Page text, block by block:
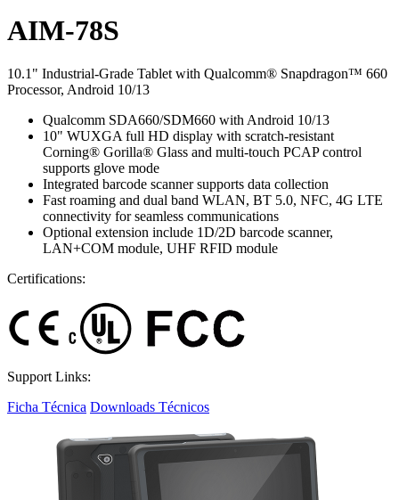
AIM-78S
10.1" Industrial-Grade Tablet with Qualcomm® Snapdragon™ 660
Processor, Android 10/13
Qualcomm SDA660/SDM660 with Android 10/13
10" WUXGA full HD display with scratch-resistant
Corning® Gorilla® Glass and multi-touch PCAP control
supports glove mode
Integrated barcode scanner supports data collection
Fast roaming and dual band WLAN, BT 5.0, NFC, 4G LTE
connectivity for seamless communications
Optional extension include 1D/2D barcode scanner,
LAN+COM module, UHF RFID module
Certifications:
Support Links:
Ficha Técnica Downloads Técnicos